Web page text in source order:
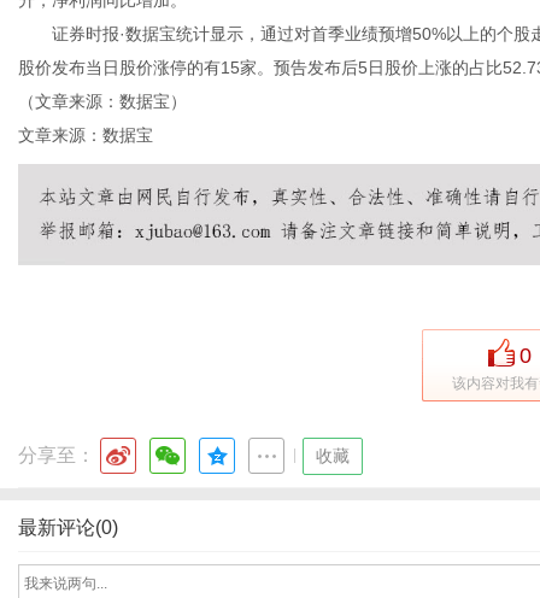
证券时报·数据宝统计显示，通过对首季业绩预增50%以上的个股
股价发布当日股价涨停的有15家。预告发布后5日股价上涨的占比
（文章来源：数据宝）
文章来源：数据宝
0
该内容对我
分享至： 收藏
最新评论(0)